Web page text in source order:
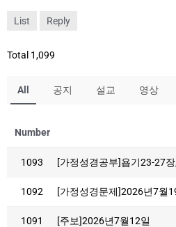
List Reply
Total 1,099
All 공지 설교 영상
Number
1093 [가정성경공부]욥기23-27
1092 [가정성경문제]2026년7월
1091 [주보]2026년7월12일